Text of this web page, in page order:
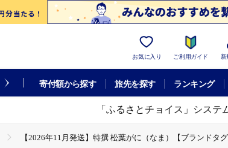
お気に入り ご利用ガイド 新
寄付額から探す 旅先を探す ランキング
「ふるさとチョイス」システ
【2026年11月発送】特撰 松葉がに（なま）【ブランドタ